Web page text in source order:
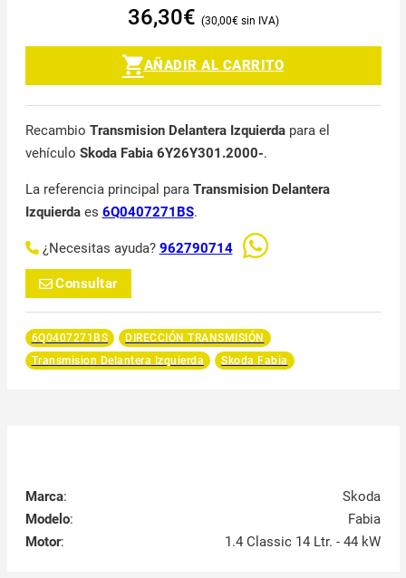
36,30€ 30,00€
AÑADIR AL CARRITO
Recambio Transmision Delantera Izquierdapara el
vehículo Skoda Fabia 6Y26Y301.2000-.
La referencia principal para Transmision Delantera
Izquierdaes 6Q0407271BS.
¿Necesitas ayuda? 962790714
Consultar
6Q0407271BS
DIRECCIÓN TRANSMISIÓN
Transmision Delantera Izquierda
Skoda Fabia
Marca:
Skoda
Modelo:
Fabia
Motor: 1.4 Classic 14 Ltr. - 44 kW